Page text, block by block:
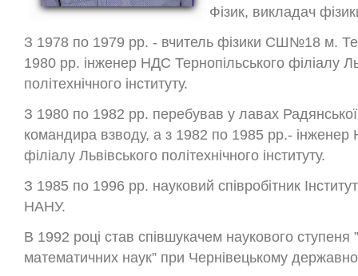
Фізик, викладач
З 1978 по 1979 рр. - вчитель фізики СШ№18 м.
1980 рр. інженер НДС Тернопільського філіалу
політехнічного інституту.
З 1980 по 1982 рр. перебував у лавах Радянської
командира взводу, а з 1982 по 1985 рр.- інженер
філіалу Львівського політехнічного інституту.
З 1985 по 1996 рр. науковий співробітник
НАНУ.
В 1992 році став співшукачем наукового ступеня
математичних наук” при Чернівецькому